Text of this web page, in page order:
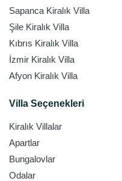
Sapanca Kiralık Villa
Şile Kiralık Villa
Kıbrıs Kiralık Villa
İzmir Kiralık Villa
Afyon Kiralık Villa
Villa Seçenekleri
Kiralık Villalar
Apartlar
Bungalovlar
Odalar